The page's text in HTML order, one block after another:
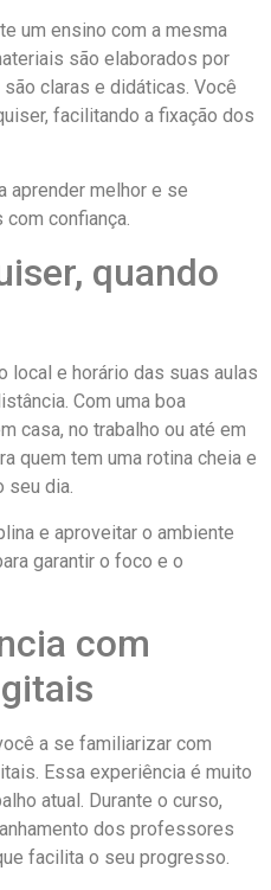
um ensino com a mesma
são elaborados por
claras e didáticas. Você
facilitando a fixação dos
aprender melhor e se
confiança.
quando
local e horário das suas aulas
Com uma boa
casa, no trabalho ou até em
quem tem uma rotina cheia e
seu dia.
e aproveitar o ambiente
garantir o foco e o
com
a se familiarizar com
Essa experiência é muito
atual. Durante o curso,
dos professores
facilita o seu progresso.